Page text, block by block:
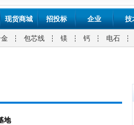
现货商城 招投标 企业 技
包芯线 镁 钙 电石
地